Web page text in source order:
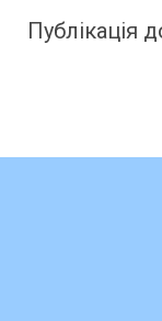
Публікація